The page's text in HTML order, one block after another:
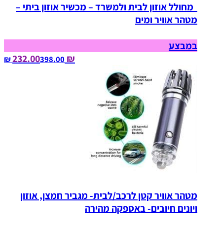
מחולל אוזון לבית ולמשרד – מכשיר אוזון ביתי –
מטהר אוויר ומים
במבצע
₪ 232.00
398.00‏ ₪
מטהר אוויר קטן לרכב/לבית- מגביר חמצן, אוזון
ויונים חיובים- באספקה מהירה